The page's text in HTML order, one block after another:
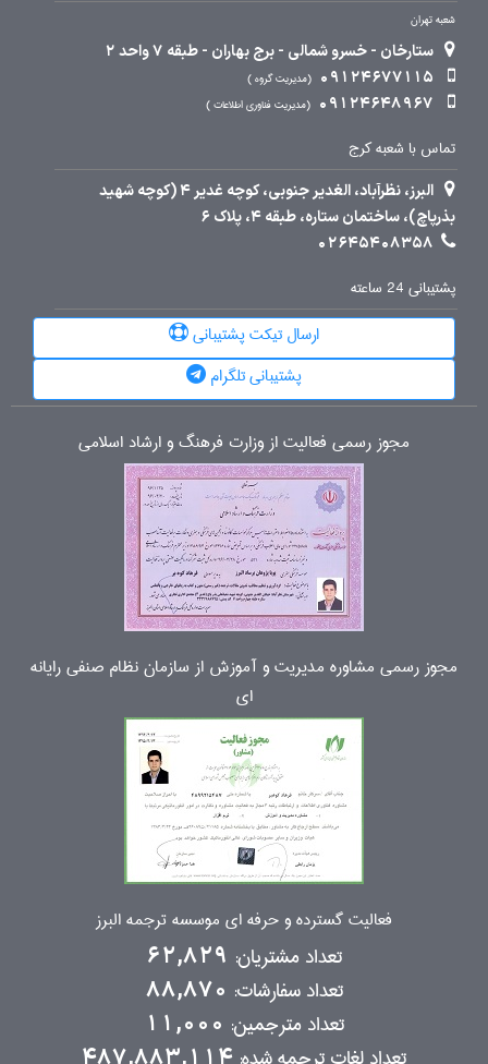
شعبه تهران
ستارخان - خسرو شمالی - برج بهاران - طبقه 7 واحد 2
09124677115
مدیریت گروه
09124648967 مدیریت فناوری اطلاعات
تماس با شعبه کرج
البرز، نظرآباد، الغدیر جنوبی، کوچه غدیر 4 (کوچه شهید
بذرپاچ)، ساختمان ستاره، طبقه 4، پلاک 6
02645408358
پشتیبانی 24 ساعته
ارسال تیکت پشتیبانی
پشتیبانی تلگرام
مجوز رسمی فعالیت از وزارت فرهنگ و ارشاد اسلامی
مجوز رسمی مشاوره مدیریت و آموزش از سازمان نظام صنفی رایانه
ای
فعالیت گسترده و حرفه ای موسسه ترجمه البرز
تعداد مشتریان: 62,829
تعداد سفارشات: 88,870
تعداد مترجمین: 11,000